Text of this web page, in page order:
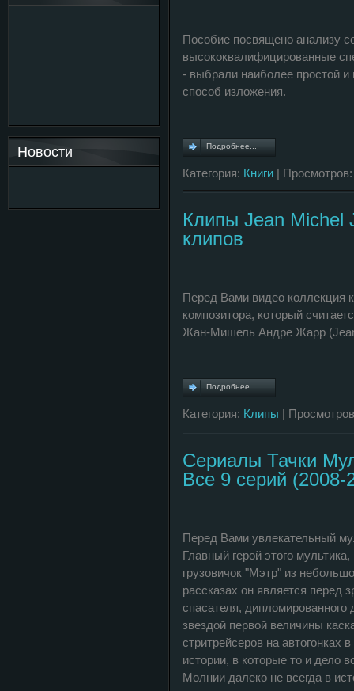
Новости
Пособие посвящено анализу
высококвалифицированные
- выбрали наиболее простой и
способ изложения.
Подробнее...
Категория: Книги |
Клипы Jean Michel
клипов
Перед Вами видео коллекция
композитора, который
Жан-Мишель Андре Жарр
Подробнее...
Категория: Клипы |
Сериалы Тачки
Все 9 серий (2008-
Перед Вами увлекательный
Главный герой этого
грузовичок "Мэтр" из
рассказах он является перед
спасателя, дипломированного
звездой первой величины
стритрейсеров на автогонках
истории, в которые то и дело
Молнии далеко не всегда в